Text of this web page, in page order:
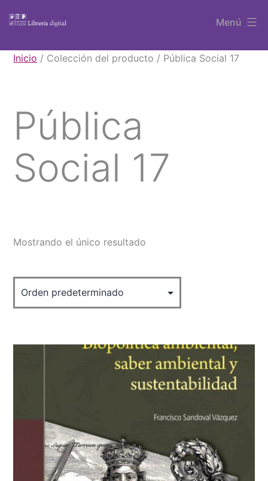
contenido
Libros
Menú
Inicio / Colección del producto / Pública Social 17
Pública
Social 17
Mostrando el único resultado